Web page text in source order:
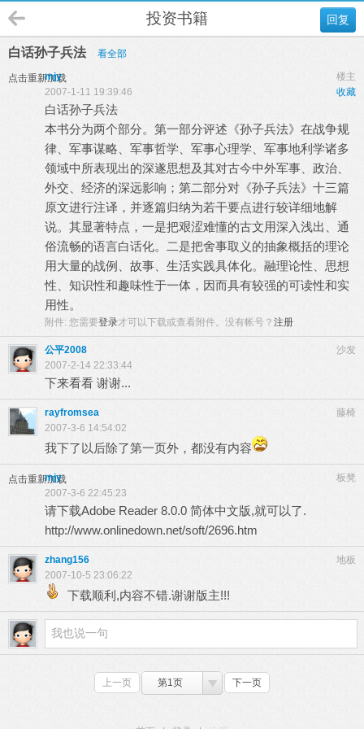
回复
投资书籍
白话孙子兵法 看全部
点击重新加载 楼主
mjy
收藏
2007-1-11 19:39:46
白话孙子兵法
本书分为两个部分。第一部分评述《孙子兵法》在战争规
律、军事谋略、军事哲学、军事心理学、军事地利学诸多
领域中所表现出的深遂思想及其对古今中外军事、政治、
外交、经济的深远影响；第二部分对《孙子兵法》十三篇
原文进行注译，并逐篇归纳为若干要点进行较详细地解
说。其显著特点，一是把艰涩难懂的古文用深入浅出、通
俗流畅的语言白话化。二是把舍事取义的抽象概括的理论
用大量的战例、故事、生活实践具体化。融理论性、思想
性、知识性和趣味性于一体，因而具有较强的可读性和实
用性。
附件: 您需要登录才可以下载或查看附件。没有帐号？ 注册
沙发
公平2008
2007-2-14 22:33:44
下来看看 谢谢...
藤椅
rayfromsea
2007-3-6 14:54:02
我下了以后除了第一页外，都没有内容
点击重新加载 板凳
mjy
2007-3-6 22:45:23
请下载Adobe Reader 8.0.0 简体中文版,就可以了.
http://www.onlinedown.net/soft/2696.htm
地板
zhang156
2007-10-5 23:06:22
下载顺利,内容不错.谢谢版主!!!
上一页 第1页 下一页